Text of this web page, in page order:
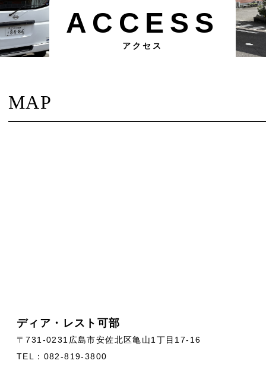
ACCESS
アクセス
MAP
ディア・レスト可部
〒731-0231広島市安佐北区亀山1丁目17-16
TEL：082-819-3800